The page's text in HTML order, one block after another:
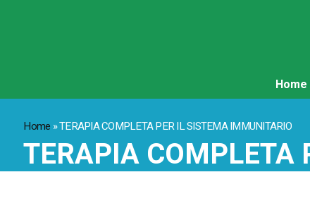
Home
Home »TERAPIA COMPLETA PER IL SISTEMA IMMUNITARIO
TERAPIA